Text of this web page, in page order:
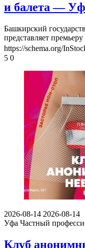
и балета —
Башкирский
представляет
https://schema.org/
5 0
2026-08-14 2026-08-14
Уфа Частный
Клуб